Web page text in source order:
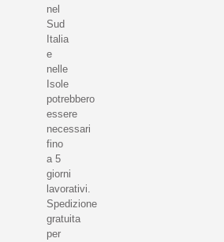
nel
Sud
Italia
e
nelle
Isole
potrebbero
essere
necessari
fino
a 5
giorni
lavorativi.
Spedizione
gratuita
per